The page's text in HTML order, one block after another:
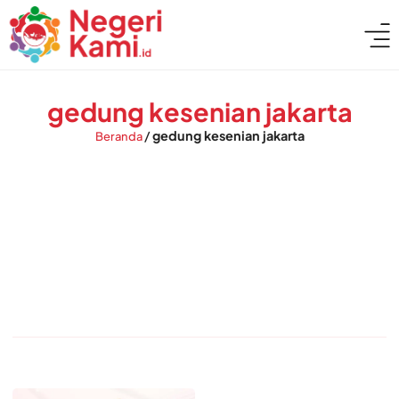
gedung kesenian jakarta
Beranda/gedung kesenian jakarta